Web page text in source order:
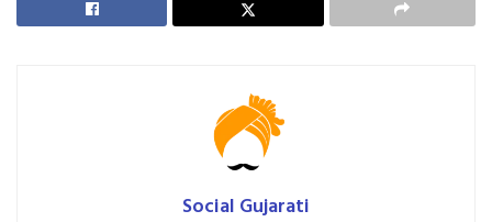
Social Gujarati